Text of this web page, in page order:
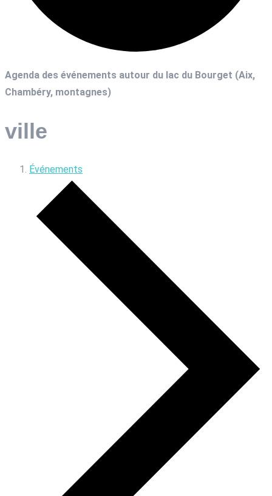
Agenda des événements autour du lac du Bourget (Aix,
Chambéry, montagnes)
ville
Événements